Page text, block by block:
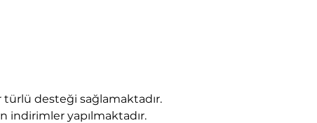
desteği sağlamaktadır.
indirimler yapılmaktadır.